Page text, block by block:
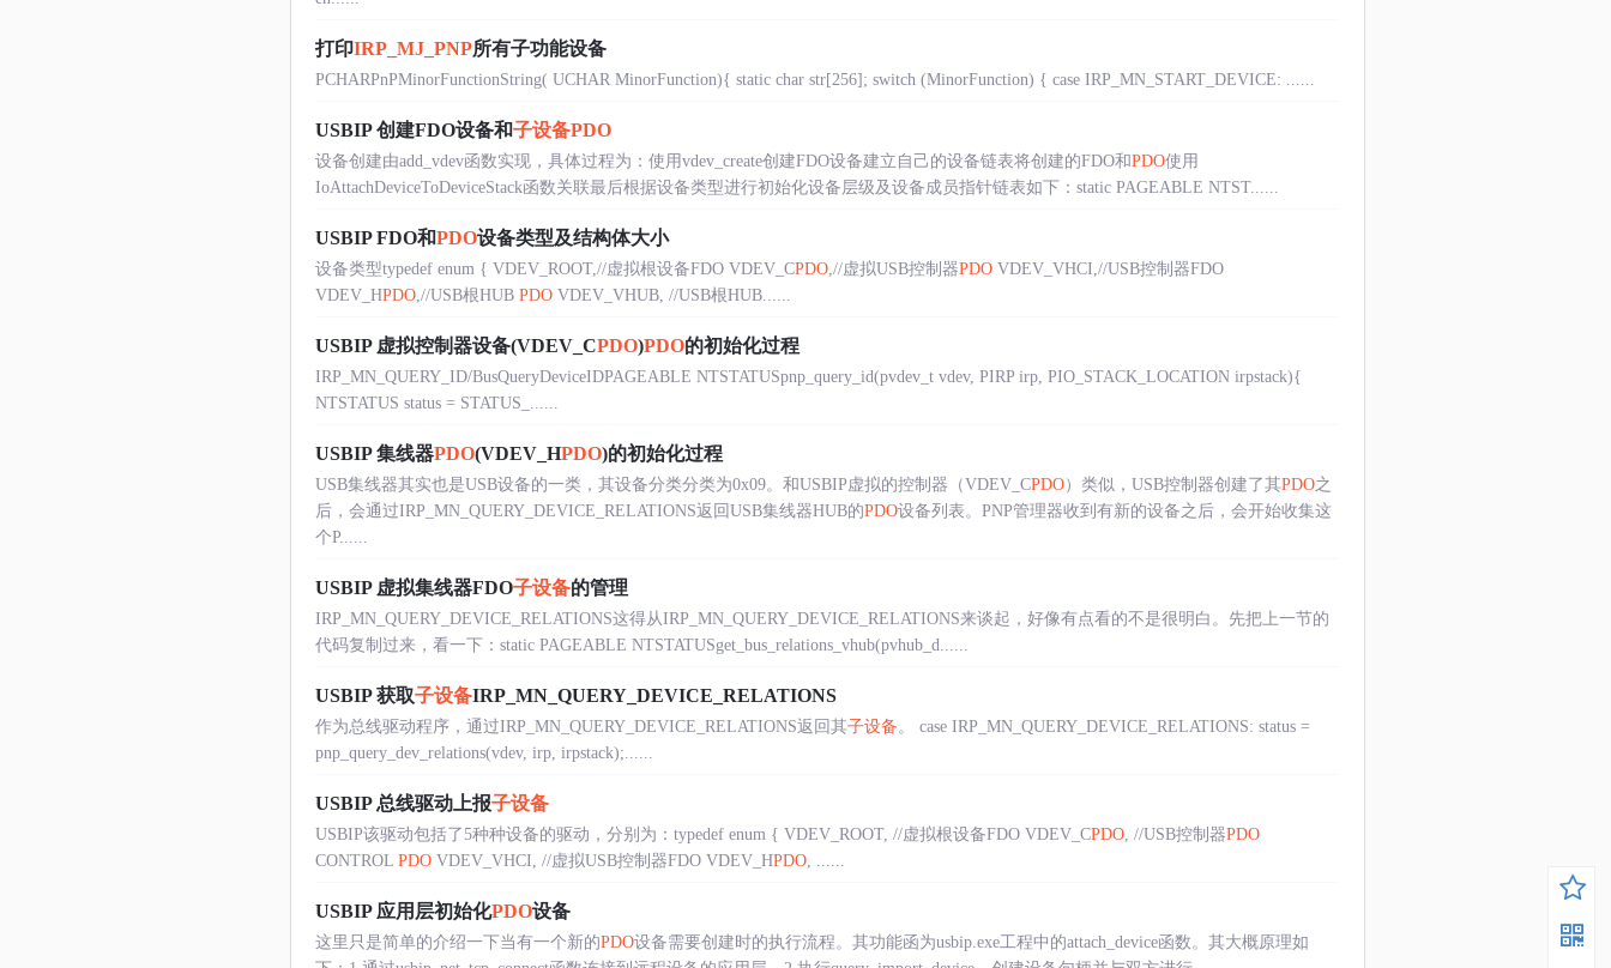
打印IRP_MJ_PNP所有子功能设备
PCHARPnPMinorFunctionString( UCHAR MinorFunction){ static char str[256]; switch (MinorFunction) { case IRP_MN_START_DEVICE: ......
USBIP 创建FDO设备和子设备PDO
设备创建由add_vdev函数实现，具体过程为：使用vdev_create创建FDO设备建立自己的设备链表将创建的FDO和PDO使用
IoAttachDeviceToDeviceStack函数关联最后根据设备类型进行初始化设备层级及设备成员指针链表如下：static PAGEABLE NTST......
USBIP FDO和PDO设备类型及结构体大小
设备类型typedef enum { VDEV_ROOT,//虚拟根设备FDO VDEV_CPDO,//虚拟USB控制器PDOVDEV_VHCI,//USB控制器FDO
VDEV_HPDO,//USB根HUB PDOVDEV_VHUB, //USB根HUB......
USBIP 虚拟控制器设备(VDEV_CPDO)PDO的初始化过程
IRP_MN_QUERY_ID/BusQueryDeviceIDPAGEABLE NTSTATUSpnp_query_id(pvdev_t vdev, PIRP irp, PIO_STACK_LOCATION irpstack){
NTSTATUS status = STATUS_......
USBIP 集线器PDO(VDEV_HPDO)的初始化过程
USB集线器其实也是USB设备的一类，其设备分类分类为0x09。和USBIP虚拟的控制器（VDEV_CPDO）类似，USB控制器创建了其PDO之
后，会通过IRP_MN_QUERY_DEVICE_RELATIONS返回USB集线器HUB的PDO设备列表。PNP管理器收到有新的设备之后，会开始收集这
个P......
USBIP 虚拟集线器FDO子设备的管理
IRP_MN_QUERY_DEVICE_RELATIONS这得从IRP_MN_QUERY_DEVICE_RELATIONS来谈起，好像有点看的不是很明白。先把上一节的
代码复制过来，看一下：static PAGEABLE NTSTATUSget_bus_relations_vhub(pvhub_d......
USBIP 获取子设备IRP_MN_QUERY_DEVICE_RELATIONS
作为总线驱动程序，通过IRP_MN_QUERY_DEVICE_RELATIONS返回其子设备。 case IRP_MN_QUERY_DEVICE_RELATIONS: status =
pnp_query_dev_relations(vdev, irp, irpstack);......
USBIP 总线驱动上报子设备
USBIP该驱动包括了5种种设备的驱动，分别为：typedef enum { VDEV_ROOT, //虚拟根设备FDO VDEV_CPDO, //USB控制器PDO
CONTROL PDOVDEV_VHCI, //虚拟USB控制器FDO VDEV_HPDO, ......
USBIP 应用层初始化PDO设备
这里只是简单的介绍一下当有一个新的PDO设备需要创建时的执行流程。其功能函为usbip.exe工程中的attach_device函数。其大概原理如